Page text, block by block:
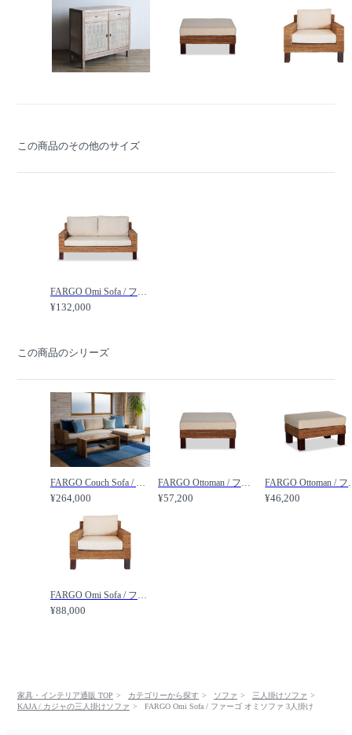
この商品のその他のサイズ
FARGO Omi Sofa / ファーゴ オミソファ 2人掛け /
¥132,000
この商品のシリーズ
FARGO Couch Sofa / ファーゴ カウチソファ /
¥264,000
FARGO Ottoman / ファーゴ オットマン Lサイズ /
¥57,200
FARGO
¥46,200
FARGO Omi Sofa / ファーゴ オミソファ 1人掛け /
¥88,000
家具・インテリア通販 TOP カテゴリーから探す ソファ
三人掛けソファ
KAJA / カジャの三人掛けソファ
FARGO Omi Sofa / ファーゴ オミソファ 3人掛け